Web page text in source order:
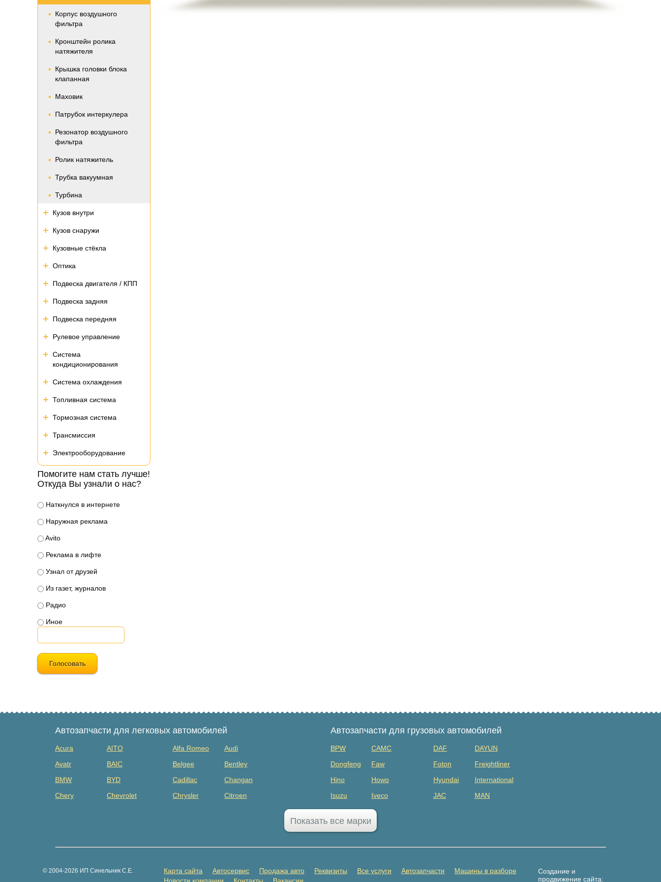
Корпус воздушного
фильтра
Кронштейн ролика
натяжителя
Крышка головки блока
клапанная
Маховик
Патрубок интеркулера
Резонатор воздушного
фильтра
Ролик натяжитель
Трубка вакуумная
Турбина
Кузов внутри
Кузов снаружи
Кузовные стёкла
Оптика
Подвеска двигателя / КПП
Подвеска задняя
Подвеска передняя
Рулевое управление
Система
кондиционирования
Система охлаждения
Топливная система
Тормозная система
Трансмиссия
Электрооборудование
Помогите нам стать лучше!
Откуда Вы узнали о нас?
Наткнулся в интернете
Наружная реклама
Avito
Реклама в лифте
Узнал от друзей
Из газет, журналов
Радио
Иное
Голосовать
Автозапчасти для легковых автомобилей
Acura AITO Alfa Romeo
Audi
Avatr
BAIC Belgee
Bentley
BMW
BYD Cadillac
Changan
Chery
Chevrolet Chrysler
Citroen
Great Wall
Haima Haval Honda
Автозапчасти для грузовых автомобилей
BPW CAMC DAF
DAYUN
Dongfeng
Faw Foton
Freightliner
Hino
Howo Hyundai
International
Isuzu
Iveco JAC
MAN
MAZ
Mercedes Benz
Scania
Прицепы
Показать все марки
© 2004-2026 ИП Синельник С.Е. Карта сайта Автосервис Продажа авто Реквизиты Все услуги Автозапчасти
Машины в разборе
Создание и
продвижение сайта: